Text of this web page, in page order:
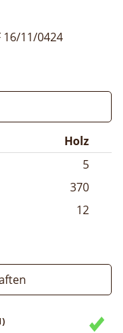
16/11/0424
Holz
5
370
12